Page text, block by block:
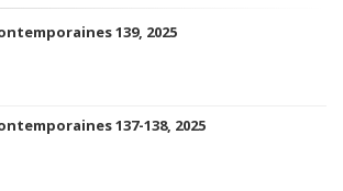
139, 2025
137-138, 2025